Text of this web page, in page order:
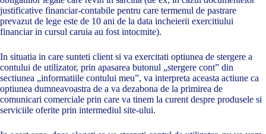
justificative financiar-contabile pentru care termenul de pastrare
prevazut de lege este de 10 ani de la data incheierii exercitiului
financiar in cursul caruia au fost intocmite).
In situatia in care sunteti client si va exercitati optiunea de stergere a
contului de utilizator, prin apasarea butonul „stergere cont” din
sectiunea „informatiile contului meu”, va interpreta aceasta actiune ca
optiunea dumneavoastra de a va dezabona de la primirea de
comunicari comerciale prin care va tinem la curent despre produsele si
serviciile oferite prin intermediul site-ului.